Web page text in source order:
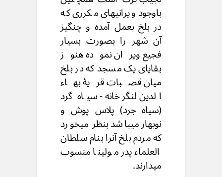
باوجود ویرانیهای مکرری که
در بلخ بعمل آمده و چنگیز
آن شهر را بصورت بسیار
فجیع ویران نموده هنوز
بقایای يک مسجد که در بلخ
میان قصبات قريۀ بهاء
الدين لنگرخانه - سیاه گرد
(سیاه جرد) پلاس پوش و
نوبهار میباشد بنظر میخورد
که مردم بلخ آنرا بنام سلطان
العلماء پدر مولينا منسوب
میدارند.